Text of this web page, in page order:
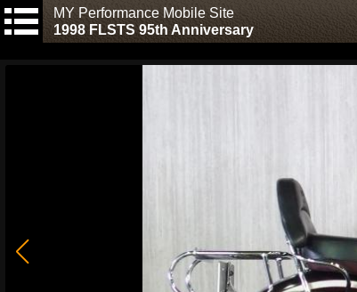
MY Performance Mobile Site
1998 FLSTS 95th Anniversary